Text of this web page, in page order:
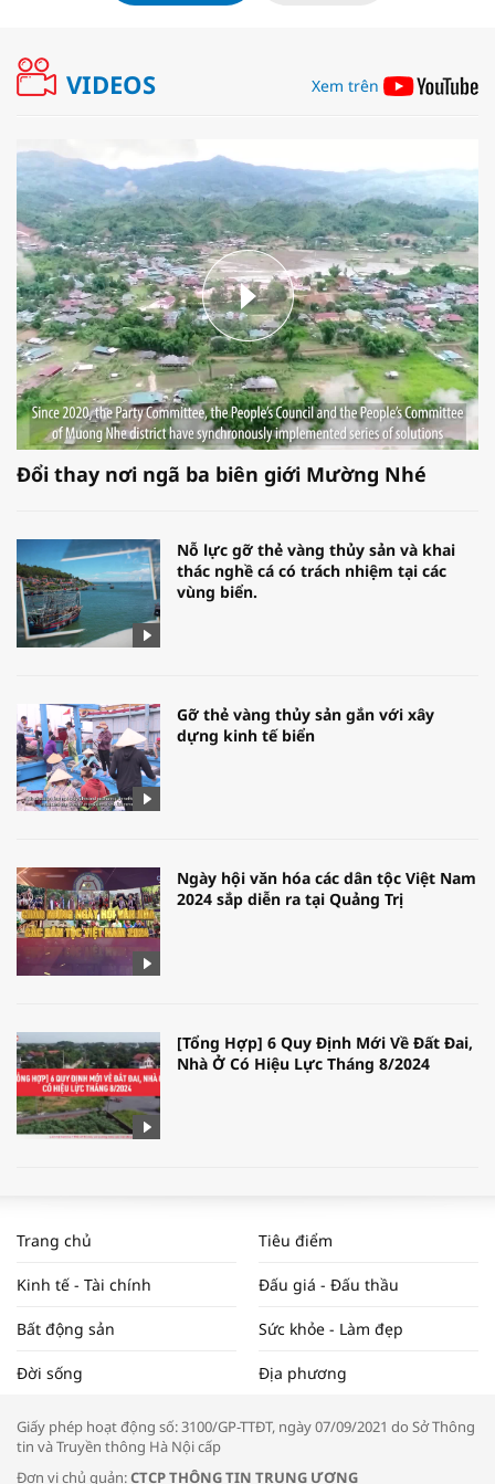
VIDEOS Xem trên
Đổi thay nơi ngã ba biên giới Mường Nhé
Nỗ lực gỡ thẻ vàng thủy sản và khai
thác nghề cá có trách nhiệm tại các
vùng biển.
Gỡ thẻ vàng thủy sản gắn với xây
dựng kinh tế biển
Ngày hội văn hóa các dân tộc Việt Nam
2024 sắp diễn ra tại Quảng Trị
[Tổng Hợp] 6 Quy Định Mới Về Đất Đai,
Nhà Ở Có Hiệu Lực Tháng 8/2024
NAM NĂM 2024 VÀ NĂM 2025 | NHỊP
ĐẬP THỊ TRƯỜNG #62
Tọa đàm “Xúc tiến thương mại: Khơi
Trang chủ Tiêu điểm
Kinh tế - Tài chính Đấu giá - Đấu thầu
Bất động sản Sức khỏe - Làm đẹp
Đời sống Địa phương
Giấy phép hoạt động số: 3100/GP-TTĐT, ngày 07/09/2021 do Sở Thông
tin và Truyền thông Hà Nội cấp
Đơn vị chủ quản:CTCP THÔNG TIN TRUNG ƯƠNG